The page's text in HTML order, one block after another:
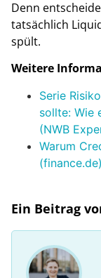
Denn
tatsächlich
spült.
Weitere
Serie
sollte: Wie
(NWB
Warum
(finance.de)
Ein Beitrag